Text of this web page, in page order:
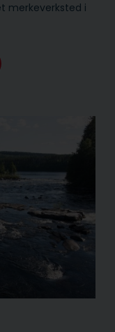
merkeverksted i